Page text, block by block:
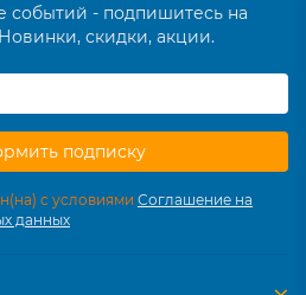
событий - подпишитесь на
скидки, акции.
подписку
с условиями Соглашение на
данных